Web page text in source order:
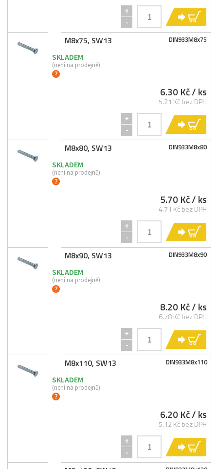
+
-
DIN933M8x75
M8x75, SW13
SKLADEM
(není na prodejně)
6.30 Kč/ ks
5.21 Kč bez DPH
+
-
DIN933M8x80
M8x80, SW13
SKLADEM
(není na prodejně)
5.70 Kč/ ks
4.71 Kč bez DPH
+
-
DIN933M8x90
M8x90, SW13
SKLADEM
(není na prodejně)
8.20 Kč/ ks
6.78 Kč bez DPH
+
-
DIN933M8x110
M8x110, SW13
SKLADEM
(není na prodejně)
6.20 Kč/ ks
5.12 Kč bez DPH
+
-